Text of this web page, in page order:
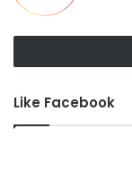
Like Facebook